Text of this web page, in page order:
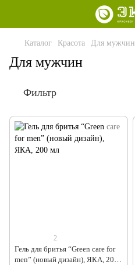
Каталог Красота Для мужчин
Для мужчин
Фильтр
2
Гель для бритья “Green care for
men” (новый дизайн), ЯКА, 200